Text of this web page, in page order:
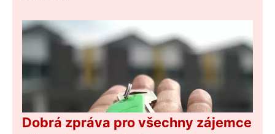
Dobrá zpráva pro všechny zájemce